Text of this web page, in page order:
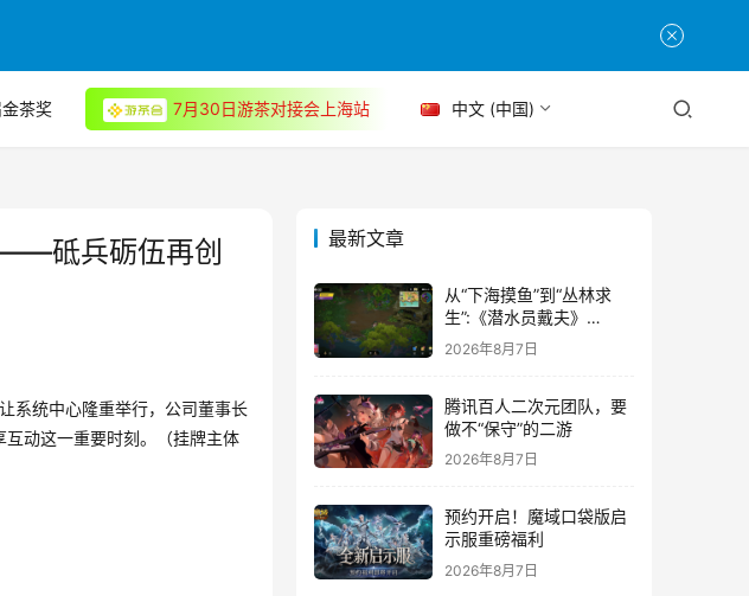
茶奖 7月30日游茶对接会上海站 中文 (中国)
砥兵砺伍再创
系统中心隆重举行，公司董事长
动这一重要时刻。（挂牌主体
最新文章
从“下海摸鱼”到“丛林求
生”:《潜水员戴夫》
DLC《丛林》移动端定档
8月14日
2026年8月7日
腾讯百人二次元团队，要
做不“保守”的二游
2026年8月7日
预约开启！魔域口袋版启
示服重磅福利
2026年8月7日